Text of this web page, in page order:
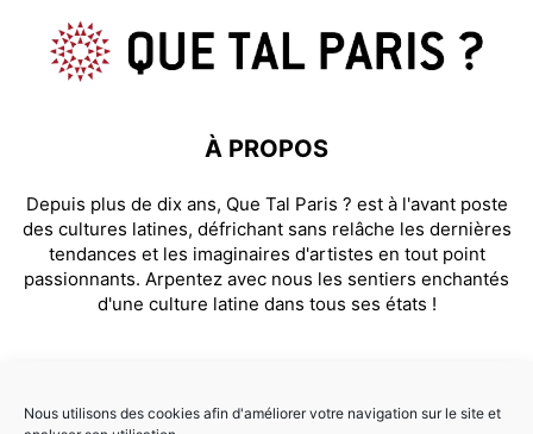
À PROPOS
Depuis plus de dix ans, Que Tal Paris ? est à l'avant poste
des cultures latines, défrichant sans relâche les dernières
tendances et les imaginaires d'artistes en tout point
passionnants. Arpentez avec nous les sentiers enchantés
d'une culture latine dans tous ses états !
Nous utilisons des cookies afin d'améliorer votre navigation sur le site et